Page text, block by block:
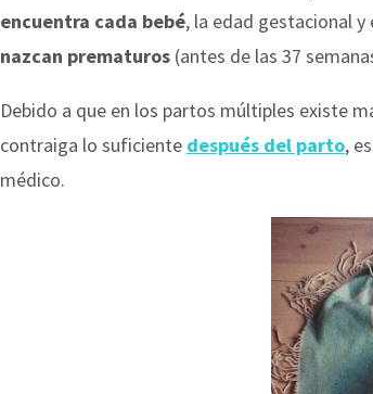
encuentra cada bebé, la edad gestacional
nazcan prematuros (antes de las 37
Debido a que en los partos múltiples existe
contraiga lo suficiente después del parto,
médico.